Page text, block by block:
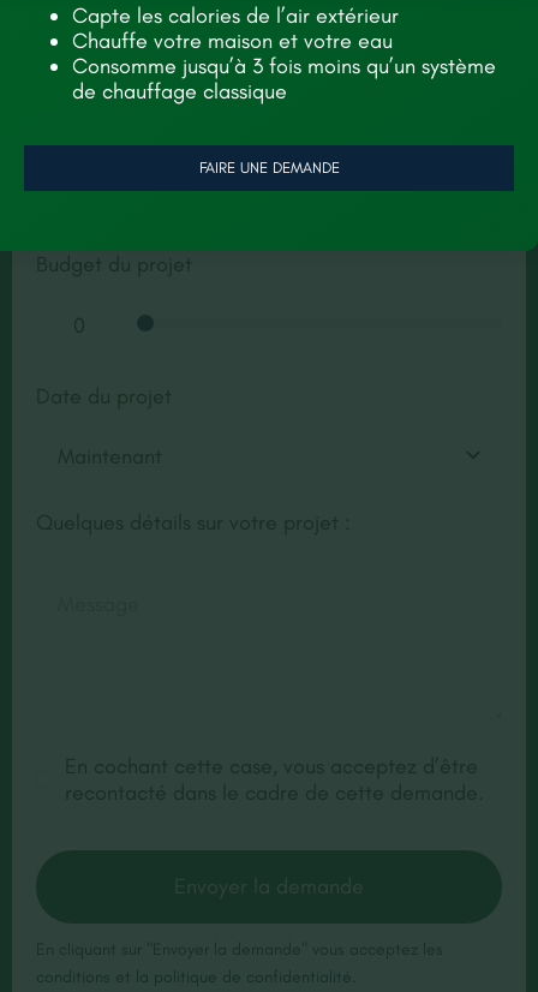
Envoyer la demande
la politique de confidentialité
Capte les calories de l’air extérieur
Chauffe votre maison et votre eau
Consomme jusqu’à 3 fois moins qu’un système
de chauffage classique
FAIRE UNE DEMANDE